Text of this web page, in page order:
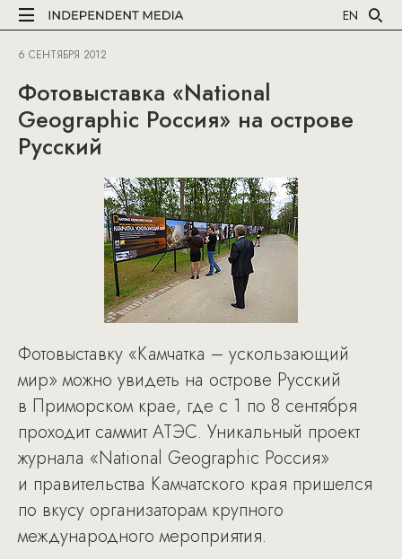
EN
6 СЕНТЯБРЯ 2012
Фотовыставка «National
Geographic Россия» на острове
Русский
Фотовыставку «Камчатка – ускользающий
мир» можно увидеть на острове Русский
в Приморском крае, где с 1 по 8 сентября
проходит саммит АТЭС. Уникальный проект
журнала «National Geographic Россия»
и правительства Камчатского края пришелся
по вкусу организаторам крупного
международного мероприятия.